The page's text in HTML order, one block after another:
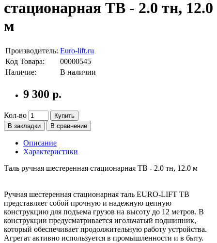
стационарная ТВ - 2.0 тн, 12.0
м
Производитель: Euro-lift.ru
Код Товара:
00000545
Наличие:
В наличии
9 300 р.
Кол-во
Купить
В закладки
В сравнение
Описание
Характеристики
Таль ручная шестеренная стационарная ТВ - 2.0 тн, 12.0 м
Ручная шестеренная стационарная таль EURO-LIFT ТВ
представляет собой прочную и надежную цепную
конструкцию для подъема грузов на высоту до 12 метров. В
конструкции предусматривается игольчатый подшипник,
который обеспечивает продолжительную работу устройства.
Агрегат активно используется в промышленности и в быту.